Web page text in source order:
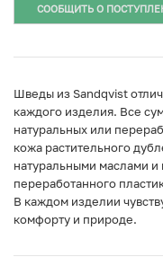
СООБЩИТЬ О
Шведы из Sandqvist
каждого изделия. Все
натуральных или
кожа растительного
натуральными маслами и
переработанного
В каждом изделии
комфорту и природе.